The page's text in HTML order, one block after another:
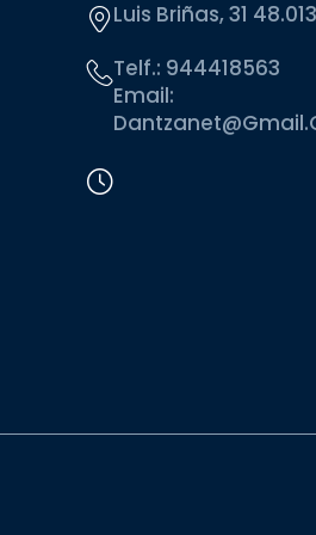
Luis Briñas, 31
Telf.: 944418563
Email: